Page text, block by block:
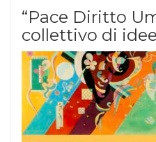
“Pace Diritto
collettivo di